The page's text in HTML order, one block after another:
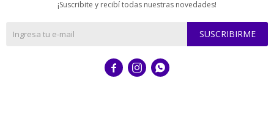
¡Suscribite y recibí todas nuestras novedades!
SUSCRIBIRME
  